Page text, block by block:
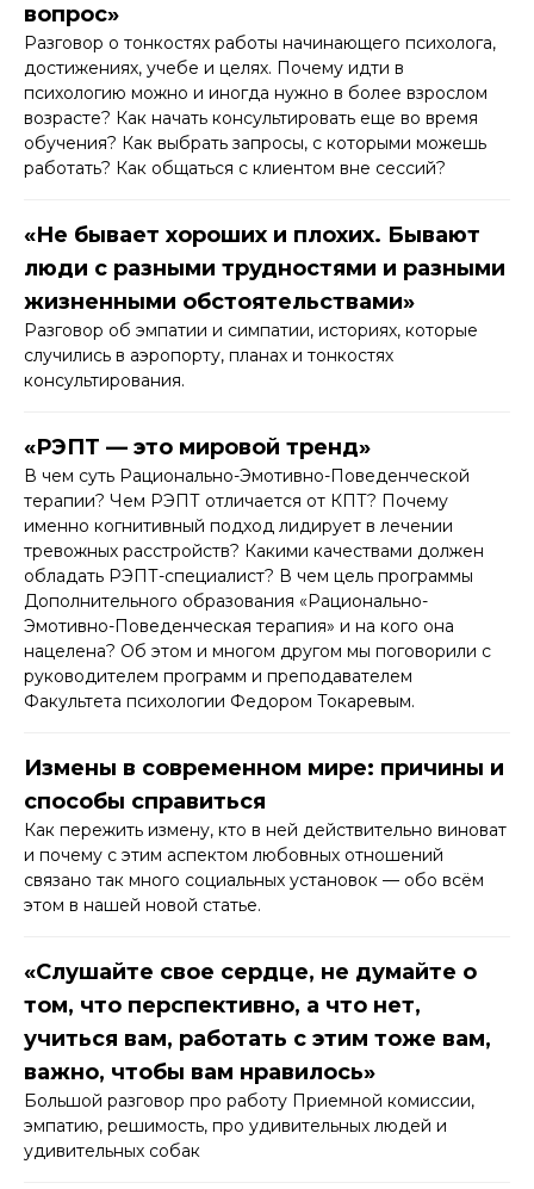
вопрос»
Разговор о тонкостях работы начинающего психолога,
достижениях, учебе и целях. Почему идти в
психологию можно и иногда нужно в более взрослом
возрасте? Как начать консультировать еще во время
обучения? Как выбрать запросы, с которыми можешь
работать? Как общаться с клиентом вне сессий?
«Не бывает хороших и плохих. Бывают
люди с разными трудностями и разными
жизненными обстоятельствами»
Разговор об эмпатии и симпатии, историях, которые
случились в аэропорту, планах и тонкостях
консультирования.
«РЭПТ — это мировой тренд»
В чем суть Рационально-Эмотивно-Поведенческой
терапии? Чем РЭПТ отличается от КПТ? Почему
именно когнитивный подход лидирует в лечении
тревожных расстройств? Какими качествами должен
обладать РЭПТ-специалист? В чем цель программы
Дополнительного образования «Рационально-
Эмотивно-Поведенческая терапия» и на кого она
нацелена? Об этом и многом другом мы поговорили с
руководителем программ и преподавателем
Факультета психологии Федором Токаревым.
Измены в современном мире: причины и
способы справиться
Как пережить измену, кто в ней действительно виноват
и почему с этим аспектом любовных отношений
связано так много социальных установок — обо всём
этом в нашей новой статье.
«Слушайте свое сердце, не думайте о
том, что перспективно, а что нет,
учиться вам, работать с этим тоже вам,
важно, чтобы вам нравилось»
Большой разговор про работу Приемной комиссии,
эмпатию, решимость, про удивительных людей и
удивительных собак